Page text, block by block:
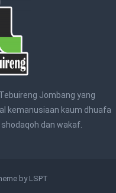
Jombang yang
kemanusiaan kaum dhuafa
dan wakaf.
byLSPT